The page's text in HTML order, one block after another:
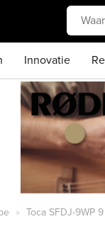
Innovatie
Toca SFDJ-9WP